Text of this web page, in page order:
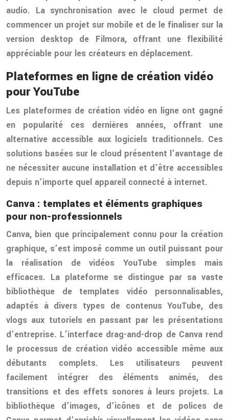
audio. La synchronisation avec le cloud permet de
commencer un projet sur mobile et de le finaliser sur la
version desktop de Filmora, offrant une flexibilité
appréciable pour les créateurs en déplacement.
Plateformes en ligne de création vidéo
pour YouTube
Les plateformes de création vidéo en ligne ont gagné
en popularité ces dernières années, offrant une
alternative accessible aux logiciels traditionnels. Ces
solutions basées sur le cloud présentent l’avantage de
ne nécessiter aucune installation et d’être accessibles
depuis n’importe quel appareil connecté à internet.
Canva : templates et éléments graphiques
pour non-professionnels
Canva, bien que principalement connu pour la création
graphique, s’est imposé comme un outil puissant pour
la réalisation de vidéos YouTube simples mais
efficaces. La plateforme se distingue par sa vaste
bibliothèque de templates vidéo personnalisables,
adaptés à divers types de contenus YouTube, des
vlogs aux tutoriels en passant par les présentations
d’entreprise. L’interface drag-and-drop de Canva rend
le processus de création vidéo accessible même aux
débutants complets. Les utilisateurs peuvent
facilement intégrer des éléments animés, des
transitions et des effets sonores à leurs projets. La
bibliothèque d’images, d’icônes et de polices de